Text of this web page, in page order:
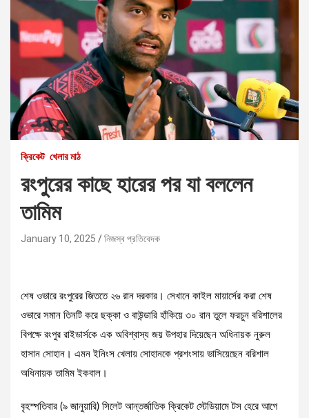
ক্রিকেট খেলার মাঠ
রংপুরের কাছে হারের পর যা বললেন
তামিম
January 10, 2025 নিজস্ব প্রতিবেদক
শেষ ওভারে রংপুরের জিততে ২৬ রান দরকার। সেখানে কাইল মায়ার্সের করা শেষ
ওভারে সমান তিনটি করে ছক্কা ও বাউন্ডারি হাঁকিয়ে ৩০ রান তুলে ফরচুন বরিশালের
বিপক্ষে রংপুর রাইডার্সকে এক অবিশ্বাস্য জয় উপহার দিয়েছেন অধিনায়ক নুরুল
হাসান সোহান। এমন ইনিংস খেলায় সোহানকে প্রশংসায় ভাসিয়েছেন বরিশাল
অধিনায়ক তামিম ইকবাল।
বৃহস্পতিবার (৯ জানুয়ারি) সিলেট আন্তর্জাতিক ক্রিকেট স্টেডিয়ামে টস হেরে আগে